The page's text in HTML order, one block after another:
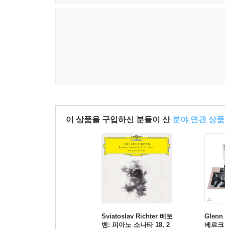
이 상품을 구입하신 분들이 산 분야 연관 상품
Sviatoslav Richter 베토
벤: 피아노 소나타 18, 2
Glenn
베르